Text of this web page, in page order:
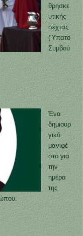
θρησκε
υτικής
σέχτας
(Ύπατο
Συμβού
Ένα
δημιουρ
γικό
μανιφέ
στο για
την
ημέρα
της